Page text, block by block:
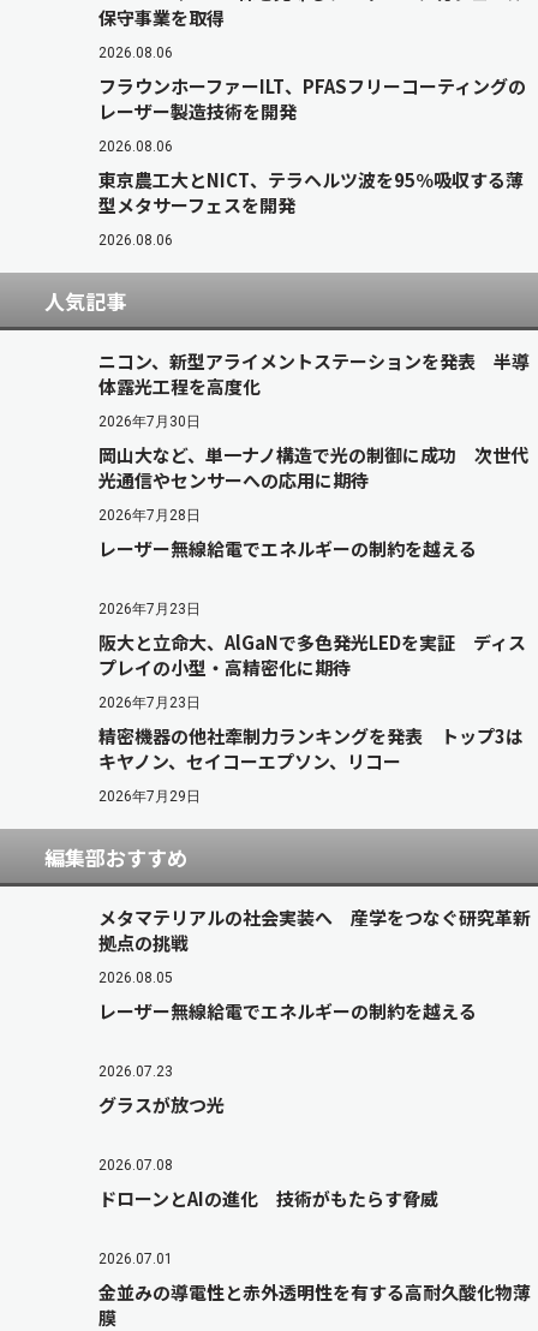
保守事業を取得
2026.08.06
フラウンホーファーILT、PFASフリーコーティングの
レーザー製造技術を開発
2026.08.06
東京農工大とNICT、テラヘルツ波を95％吸収する薄
型メタサーフェスを開発
2026.08.06
人気記事
ニコン、新型アライメントステーションを発表 半導
体露光工程を高度化
2026年7月30日
岡山大など、単一ナノ構造で光の制御に成功 次世代
光通信やセンサーへの応用に期待
2026年7月28日
レーザー無線給電でエネルギーの制約を越える
2026年7月23日
阪大と立命大、AlGaNで多色発光LEDを実証 ディス
プレイの小型・高精密化に期待
2026年7月23日
精密機器の他社牽制力ランキングを発表 トップ3は
キヤノン、セイコーエプソン、リコー
2026年7月29日
編集部おすすめ
メタマテリアルの社会実装へ 産学をつなぐ研究革新
拠点の挑戦
2026.08.05
レーザー無線給電でエネルギーの制約を越える
2026.07.23
グラスが放つ光
2026.07.08
ドローンとAIの進化 技術がもたらす脅威
2026.07.01
金並みの導電性と赤外透明性を有する高耐久酸化物薄
膜